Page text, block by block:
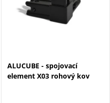
ALUCUBE - spojovací
element X03 rohový kov